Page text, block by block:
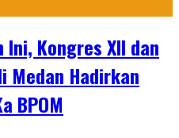
Ini, Kongres XII dan
Medan Hadirkan
BPOM